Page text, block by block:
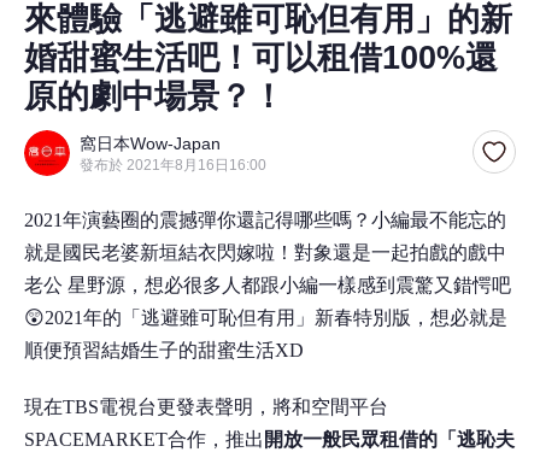
來體驗「逃避雖可恥但有用」的新
婚甜蜜生活吧！可以租借100%還
原的劇中場景？！
窩日本Wow-Japan
發布於 2021年8月16日16:00
2021年演藝圈的震撼彈你還記得哪些嗎？小編最不能忘的
就是國民老婆新垣結衣閃嫁啦！對象還是一起拍戲的戲中
老公 星野源，想必很多人都跟小編一樣感到震驚又錯愕吧
😲2021年的「逃避雖可恥但有用」新春特別版，想必就是
順便預習結婚生子的甜蜜生活XD
現在TBS電視台更發表聲明，將和空間平台
SPACEMARKET合作，推出 開放一般民眾租借的「逃恥夫